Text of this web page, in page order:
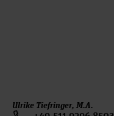
Ulrike Tiefringer, M.A.